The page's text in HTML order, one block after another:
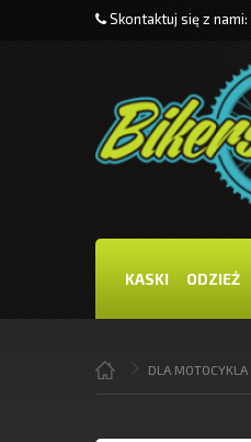
Skontaktuj się z nami:
KASKI ODZIEŻ
DLA MOTOCYKLA